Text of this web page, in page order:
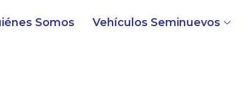
Somos Vehículos Seminuevos